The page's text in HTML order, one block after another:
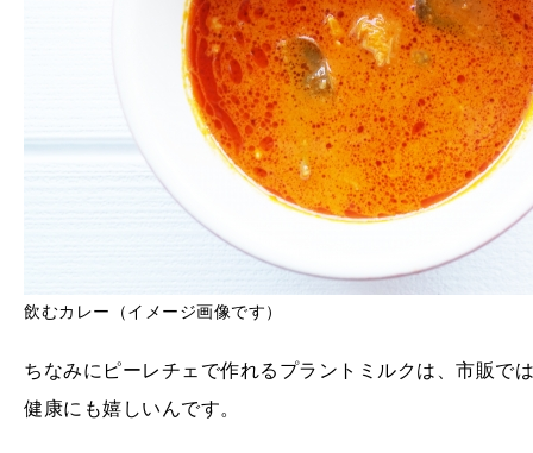
飲むカレー（イメージ画像です）
ちなみにピーレチェで作れるプラントミルクは、市販で
健康にも嬉しいんです。